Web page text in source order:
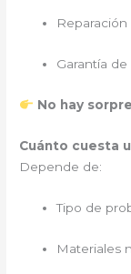
Reparación
Garantía
No hay
Cuánto cuesta
Depende de:
Tipo de
Materiales